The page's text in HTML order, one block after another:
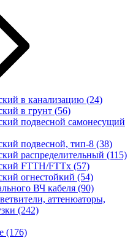
в канализацию (24)
в грунт (56)
подвесной самонесущий
подвесной, тип-8 (38)
распределительный (115)
FTTH/FTTx (57)
огнестойкий (54)
ВЧ кабеля (90)
аттенюаторы,
(242)
(176)